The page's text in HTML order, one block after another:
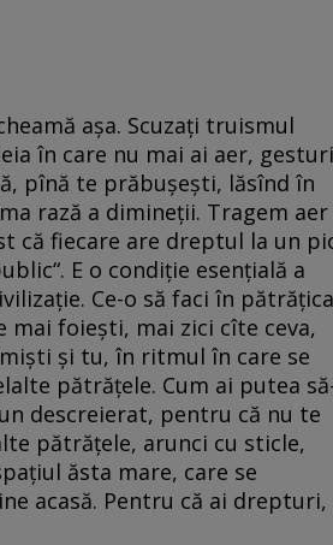
așa. Scuzați truismul
în care nu mai ai aer,
pînă te prăbușești, lăsînd în
rază a dimineții. Tragem aer
că fiecare are dreptul la un
E o condiție esențială a
Ce-o să faci în pătrățica
mai foiești, mai zici cîte ceva,
și tu, în ritmul în care se
pătrățele. Cum ai putea
descreierat, pentru că nu te
pătrățele, arunci cu sticle,
ăsta mare, care se
acasă. Pentru că ai drepturi,